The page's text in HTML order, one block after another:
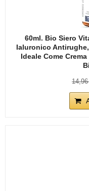
60ml. Bio Siero
Ialuronico
Ideale Come